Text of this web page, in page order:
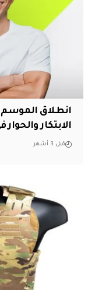
انطلاق الموسم
الابتكار
قبل 3 أشهر